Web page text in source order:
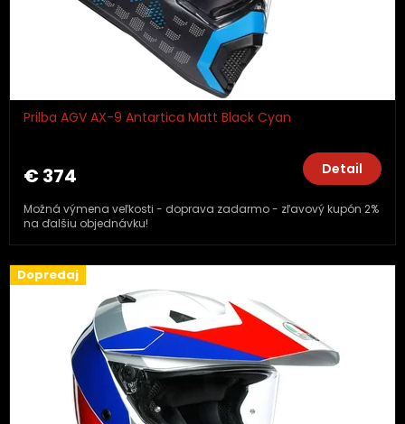
Prilba AGV AX-9 Antartica Matt Black Cyan
€ 374 Detail
Možná výmena veľkosti - doprava zadarmo - zľavový kupón 2%
na ďalšiu objednávku!
Dopredaj